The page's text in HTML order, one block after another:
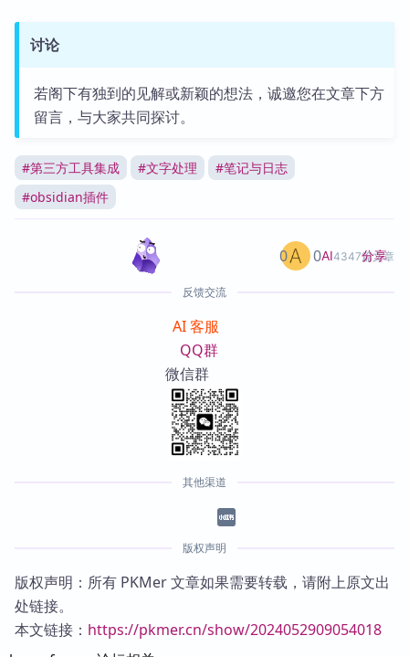
讨论
若阁下有独到的见解或新颖的想法，诚邀您在文章下方
留言，与大家共同探讨。
#第三方工具集成 #文字处理 #笔记与日志
#obsidian插件
AI4347篇文章
0 0 分享
反馈交流
AI 客服
QQ群
微信群
其他渠道
版权声明
版权声明：所有 PKMer 文章如果需要转载，请附上原文出
处链接。
本文链接： https://pkmer.cn/show/2024052909054018